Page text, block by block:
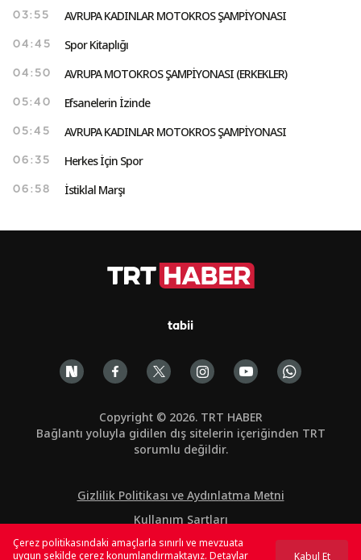
03:55 AVRUPA KADINLAR MOTOKROS ŞAMPİYONASI
04:45 Spor Kitaplığı
04:50 AVRUPA MOTOKROS ŞAMPİYONASI (ERKEKLER)
05:40 Efsanelerin İzinde
05:45 AVRUPA KADINLAR MOTOKROS ŞAMPİYONASI
06:35 Herkes İçin Spor
06:58 İstiklal Marşı
tabii
Copyright © 2026. TRT HABER
Bağlantı yoluyla gidilen dış sitelerin içeriğinden TRT
sorumlu değildir.
Gizlilik Politikası ve Aydınlatma Metni
Kullanım Şartları
Çerez Politikası
Çerez politikasındaki amaçlarla sınırlı ve mevzuata
uygun şekilde çerez konumlandırmaktayız. Detaylar
Kabul Et